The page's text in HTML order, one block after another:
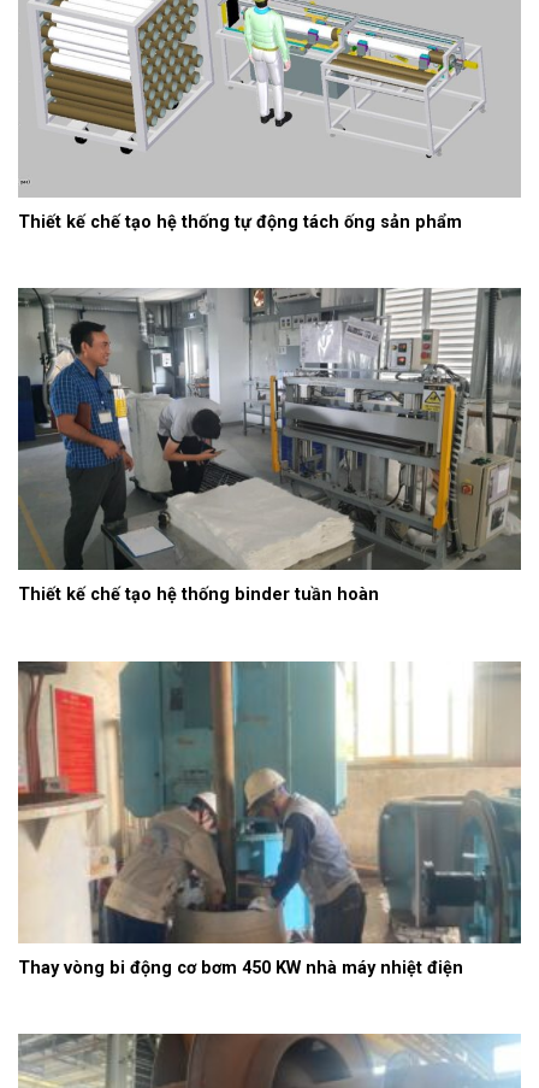
Thiết kế chế tạo hệ thống tự động tách ống sản phẩm
Thiết kế chế tạo hệ thống binder tuần hoàn
Thay vòng bi động cơ bơm 450 KW nhà máy nhiệt điện